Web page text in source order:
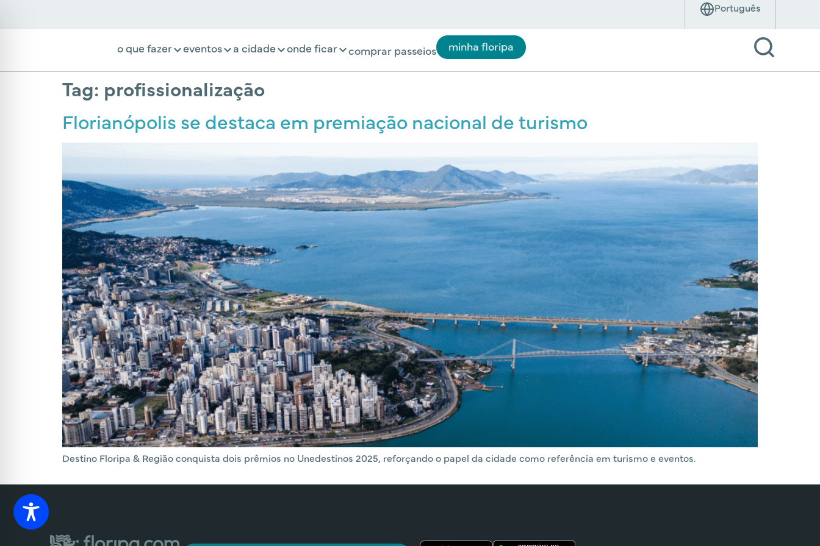
o que fazer eventos a cidade onde ficar comprar passeios minha floripa
Tag: profissionalização
Florianópolis se destaca em premiação nacional de turismo
Destino Floripa & Região conquista dois prêmios no Unedestinos 2025, reforçando o papel da cidade como referência em turismo e eventos.